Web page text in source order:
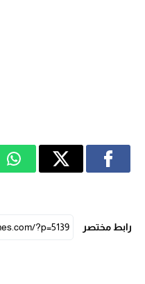
رابط مختصر